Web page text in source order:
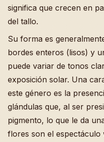
significa que crecen en
del tallo.
Su forma es
bordes enteros (lisos) y
puede variar de tonos
exposición solar. Una
este género es la
glándulas que, al ser
pigmento, lo que le da
flores son el espectáculo